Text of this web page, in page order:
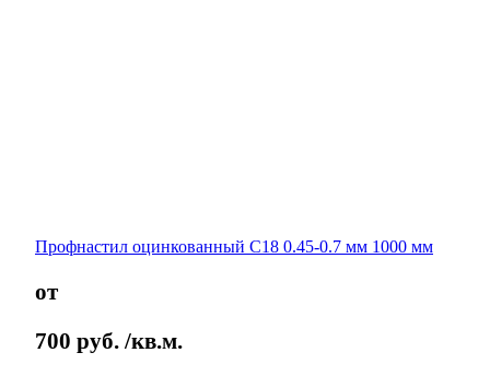
Профнастил оцинкованный С18 0.45-0.7 мм 1000 мм
от
700 руб. /кв.м.